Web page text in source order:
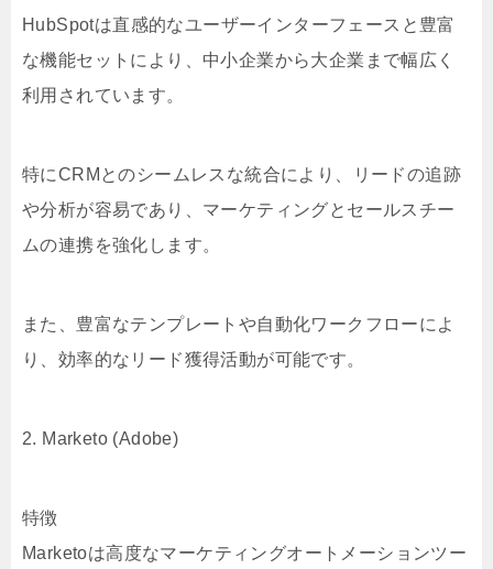
HubSpotは直感的なユーザーインターフェースと豊富
な機能セットにより、中小企業から大企業まで幅広く
利用されています。
特にCRMとのシームレスな統合により、リードの追跡
や分析が容易であり、マーケティングとセールスチー
ムの連携を強化します。
また、豊富なテンプレートや自動化ワークフローによ
り、効率的なリード獲得活動が可能です。
2. Marketo (Adobe)
特徴
Marketoは高度なマーケティングオートメーションツー